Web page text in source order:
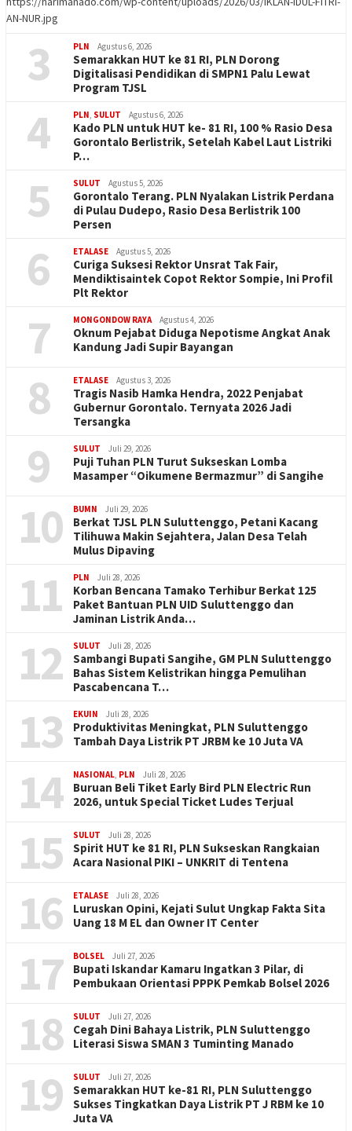
AN-NUR.jpg
3 PLN Agustus 6, 2026
Semarakkan HUT ke 81 RI, PLN Dorong
Digitalisasi Pendidikan di SMPN1 Palu Lewat
Program TJSL
4 PLN, SULUT Agustus 6, 2026
Kado PLN untuk HUT ke- 81 RI, 100 % Rasio Desa
Gorontalo Berlistrik, Setelah Kabel Laut Listriki
P…
5 SULUT Agustus 5, 2026
Gorontalo Terang. PLN Nyalakan Listrik Perdana
di Pulau Dudepo, Rasio Desa Berlistrik 100
Persen
6 ETALASE Agustus 5, 2026
Curiga Suksesi Rektor Unsrat Tak Fair,
Mendiktisaintek Copot Rektor Sompie, Ini Profil
Plt Rektor
7 MONGONDOW RAYA Agustus 4, 2026
Oknum Pejabat Diduga Nepotisme Angkat Anak
Kandung Jadi Supir Bayangan
8 ETALASE Agustus 3, 2026
Tragis Nasib Hamka Hendra, 2022 Penjabat
Gubernur Gorontalo. Ternyata 2026 Jadi
Tersangka
9 SULUT Juli 29, 2026
Puji Tuhan PLN Turut Sukseskan Lomba
Masamper “Oikumene Bermazmur” di Sangihe
10 BUMN Juli 29, 2026
Berkat TJSL PLN Suluttenggo, Petani Kacang
Tilihuwa Makin Sejahtera, Jalan Desa Telah
Mulus Dipaving
11 PLN Juli 28, 2026
Korban Bencana Tamako Terhibur Berkat 125
Paket Bantuan PLN UID Suluttenggo dan
Jaminan Listrik Anda…
12 SULUT Juli 28, 2026
Sambangi Bupati Sangihe, GM PLN Suluttenggo
Bahas Sistem Kelistrikan hingga Pemulihan
Pascabencana T…
13 EKUIN Juli 28, 2026
Produktivitas Meningkat, PLN Suluttenggo
Tambah Daya Listrik PT JRBM ke 10 Juta VA
14 NASIONAL, PLN Juli 28, 2026
Buruan Beli Tiket Early Bird PLN Electric Run
2026, untuk Special Ticket Ludes Terjual
15 SULUT Juli 28, 2026
Spirit HUT ke 81 RI, PLN Sukseskan Rangkaian
Acara Nasional PIKI – UNKRIT di Tentena
16 ETALASE Juli 28, 2026
Luruskan Opini, Kejati Sulut Ungkap Fakta Sita
Uang 18 M EL dan Owner IT Center
17 BOLSEL Juli 27, 2026
Bupati Iskandar Kamaru Ingatkan 3 Pilar, di
Pembukaan Orientasi PPPK Pemkab Bolsel 2026
18 SULUT Juli 27, 2026
Cegah Dini Bahaya Listrik, PLN Suluttenggo
Literasi Siswa SMAN 3 Tuminting Manado
19 SULUT Juli 27, 2026
Semarakkan HUT ke-81 RI, PLN Suluttenggo
Sukses Tingkatkan Daya Listrik PT J RBM ke 10
Juta VA